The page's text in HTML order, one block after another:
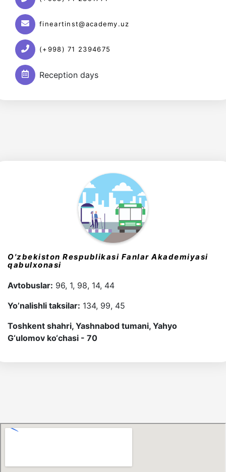
fineartinst@academy.uz
(+998) 71 2394675
Reception days
O'zbekiston Respublikasi Fanlar Akademiyasi
qabulxonasi
Avtobuslar: 96, 1, 98, 14, 44
Yo’nalishli taksilar: 134, 99, 45
Toshkent shahri, Yashnabod tumani, Yahyo
G‘ulomov ko‘chasi - 70
Академики
института